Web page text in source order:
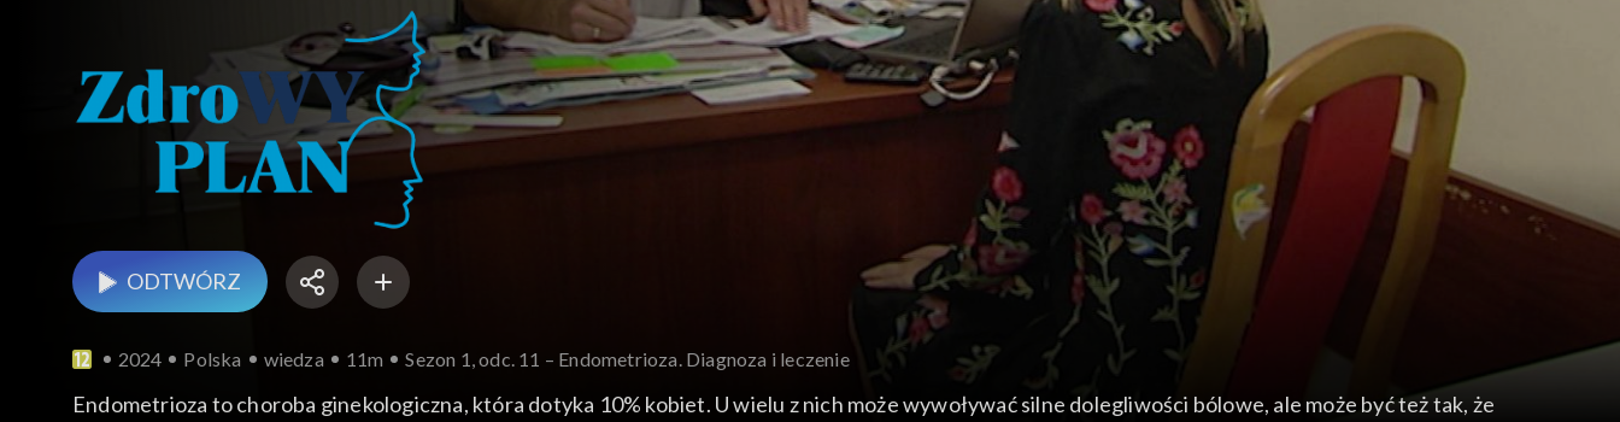
ODTWÓRZ
2024 Polska wiedza 11m Sezon 1, odc. 11 – Endometrioza. Diagnoza i leczenie
Endometrioza to choroba ginekologiczna, która dotyka 10% kobiet. U wielu z nich może wywoływać silne dolegliwości bólowe, ale może być też tak, że